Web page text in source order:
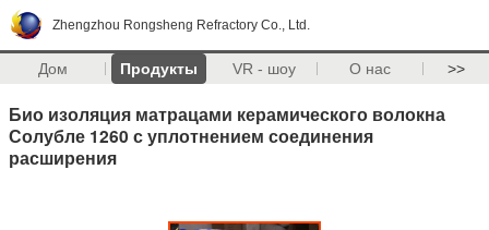
Zhengzhou Rongsheng Refractory Co., Ltd.
Дом Продукты VR - шоу О нас >>
Био изоляция матрацами керамического волокна
Солубле 1260 с уплотнением соединения
расширения